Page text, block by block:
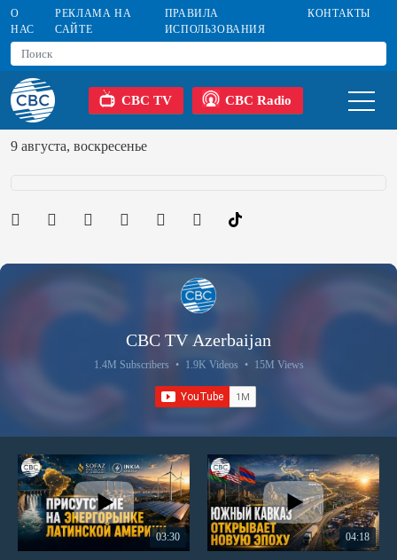
О
НАС
РЕКЛАМА НА
САЙТЕ
ПРАВИЛА
ИСПОЛЬЗОВАНИЯ
КОНТАКТЫ
CBC TV CBC Radio
9 августа, воскресенье
CBC TV Azerbaijan
1.4M Subscribers • 1.9K Videos • 15M Views
03:30 04:18